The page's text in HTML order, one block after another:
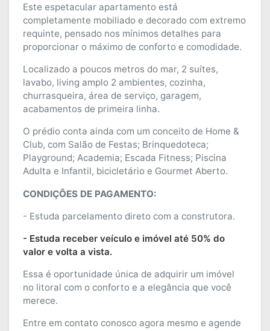
Este espetacular apartamento está
completamente mobiliado e decorado com extremo
requinte, pensado nos mínimos detalhes para
proporcionar o máximo de conforto e comodidade.
Localizado a poucos metros do mar, 2 suítes,
lavabo, living amplo 2 ambientes, cozinha,
churrasqueira, área de serviço, garagem,
acabamentos de primeira linha.
O prédio conta ainda com um conceito de Home &
Club, com Salão de Festas; Brinquedoteca;
Playground; Academia; Escada Fitness; Piscina
Adulta e Infantil, bicicletário e Gourmet Aberto.
CONDIÇÕES DE PAGAMENTO:
- Estuda parcelamento direto com a construtora.
- Estuda receber veículo e imóvel até 50% do
valor e volta a vista.
Essa é oportunidade única de adquirir um imóvel
no litoral com o conforto e a elegância que você
merece.
Entre em contato conosco agora mesmo e agende